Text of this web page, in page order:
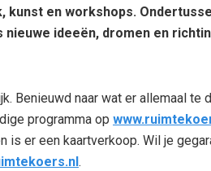
kunst en workshops.
ideeën, dromen en
Benieuwd naar wat er allemaal te
programma op
is er een kaartverkoop. Wil je
.